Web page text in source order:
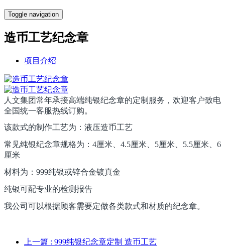
Toggle navigation
造币工艺纪念章
项目介绍
人文集团常年承接高端纯银纪念章的定制服务，欢迎客户致电
全国统一客服热线订购。
该款式的制作工艺为：液压造币工艺
常见纯银纪念章规格为：4厘米、4.5厘米、5厘米、5.5厘米、6
厘米
材料为：999纯银或锌合金镀真金
纯银可配专业的检测报告
我公司可以根据顾客需要定做各类款式和材质的纪念章。
上一篇 : 999纯银纪念章定制 造币工艺